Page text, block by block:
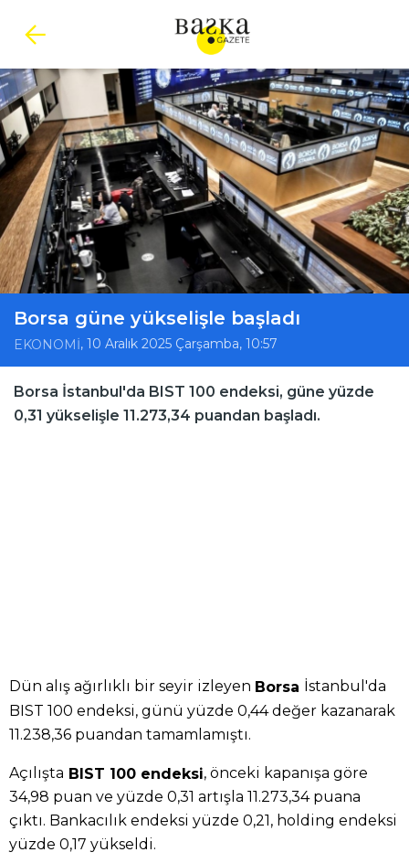
Borsa güne yükselişle başladı
EKONOMİ, 10 Aralık 2025 Çarşamba, 10:57
Borsa İstanbul'da BIST 100 endeksi, güne yüzde
0,31 yükselişle 11.273,34 puandan başladı.
Dün alış ağırlıklı bir seyir izleyen Borsa İstanbul'da
BIST 100 endeksi, günü yüzde 0,44 değer kazanarak
11.238,36 puandan tamamlamıştı.
Açılışta BIST 100 endeksi, önceki kapanışa göre
34,98 puan ve yüzde 0,31 artışla 11.273,34 puana
çıktı. Bankacılık endeksi yüzde 0,21, holding endeksi
yüzde 0,17 yükseldi.